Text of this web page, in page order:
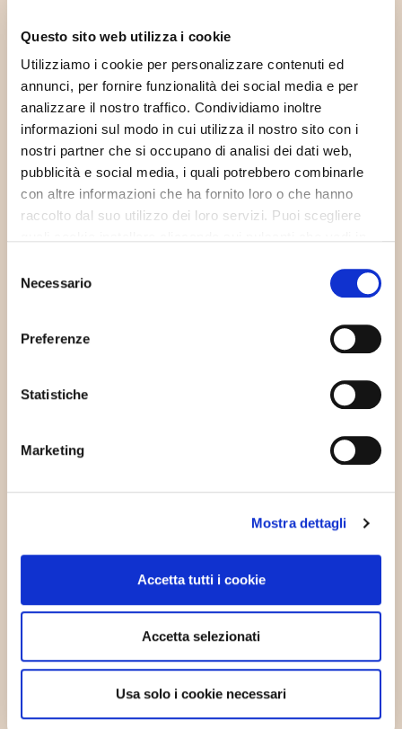
Questo sito web utilizza i cookie
Utilizziamo i cookie per personalizzare contenuti ed
annunci, per fornire funzionalità dei social media e per
analizzare il nostro traffico. Condividiamo inoltre
informazioni sul modo in cui utilizza il nostro sito con i
nostri partner che si occupano di analisi dei dati web,
pubblicità e social media, i quali potrebbero combinarle
con altre informazioni che ha fornito loro o che hanno
raccolto dal suo utilizzo dei loro servizi. Puoi scegliere
i cookie; Clicca su “accetta selezionati” per accettare
solamente i cookie che hai deciso di voler installare.
Clicca su “usa solo i cookie necessari” o chiudi il banner
cliccando sulla X in alto a destra per rifiutare tutti i cookie
informazioni in merito ai cookie presenti su questo sito.
delNecessario
Preferenze
Statistiche
Marketing
Mostra dettagli
Accetta tutti i cookie
Accetta selezionati
Usa solo i cookie necessari
Altre notizie
Elea software entra in Bluenext
Il Video del Meeting Elea Software 2024
Le Foto del Meeting Elea Software 2024
DIGITALE”
Migliorare l’Efficienza con Soluzioni Cloud
Il Futuro della Gestione delle Risorse Umane
Gestione Avanzata delle Trasferte Aziendali
La Metamorfosi Digitale
Nuovo Esonero Contributivo Parità di Genere